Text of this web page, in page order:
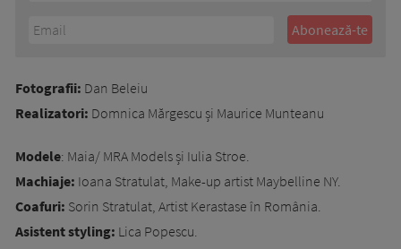
Fotografii: Dan Beleiu
Realizatori: Domnica Mărgescu și Maurice Munteanu
Modele: Maia/ MRA Models și Iulia Stroe.
Machiaje: Ioana Stratulat, Make-up artist Maybelline NY.
Coafuri: Sorin Stratulat, Artist Kerastase în România.
Asistent styling: Lica Popescu.